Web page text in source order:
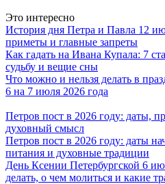
Это интересно
История дня Петра и Павла 12
приметы и главные запреты
Как гадать на Ивана Купала: 7
судьбу и вещие сны
Что можно и нельзя делать в
6 на 7 июля 2026 года
Петров пост в 2026 году: даты,
духовный смысл
Петров пост в 2026 году: даты
питания и духовные традиции
День Ксении Петербургской 6
делать, о чем молиться и какие